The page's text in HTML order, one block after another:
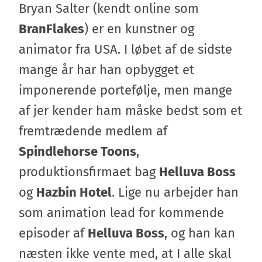
Bryan Salter (kendt online som
BranFlakes) er en kunstner og
animator fra USA. I løbet af de sidste
mange år har han opbygget et
imponerende portefølje, men mange
af jer kender ham måske bedst som et
fremtrædende medlem af
Spindlehorse Toons,
produktionsfirmaet bag Helluva Boss
og Hazbin Hotel. Lige nu arbejder han
som animation lead for kommende
episoder afHelluva Boss, og han kan
næsten ikke vente med, at I alle skal